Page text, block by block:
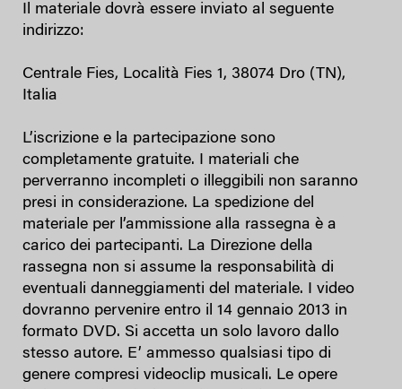
Il materiale dovrà essere inviato al seguente
indirizzo:
Centrale Fies, Località Fies 1, 38074 Dro (TN),
Italia
L’iscrizione e la partecipazione sono
completamente gratuite. I materiali che
perverranno incompleti o illeggibili non saranno
presi in considerazione. La spedizione del
materiale per l’ammissione alla rassegna è a
carico dei partecipanti. La Direzione della
rassegna non si assume la responsabilità di
eventuali danneggiamenti del materiale. I video
dovranno pervenire entro il 14 gennaio 2013 in
formato DVD. Si accetta un solo lavoro dallo
stesso autore. E’ ammesso qualsiasi tipo di
genere compresi videoclip musicali. Le opere